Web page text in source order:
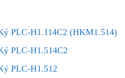
PLC-H1.114C2 (HKM1.514)
PLC-H1.514C2
PLC-H1.512